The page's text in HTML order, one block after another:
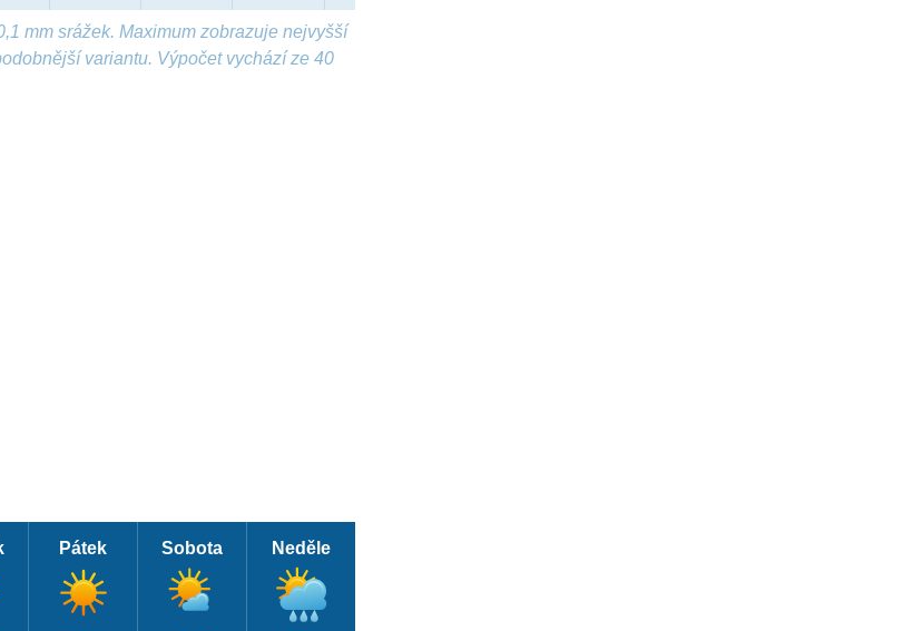
mm srážek. Maximum zobrazuje nejvyšší
variantu. Výpočet vychází ze 40
Pátek Sobota Neděle